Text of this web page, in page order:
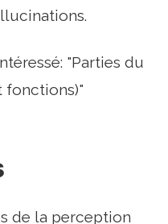
"Parties du
fonctions)"
de la perception